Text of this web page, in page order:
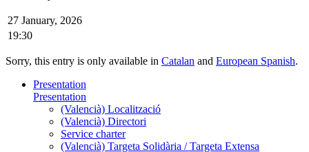
27 January, 2026
19:30
Sorry, this entry is only available in Catalan and European Spanish.
Presentation
Presentation
(Valencià) Localització
(Valencià) Directori
Service charter
(Valencià) Targeta Solidària / Targeta Extensa